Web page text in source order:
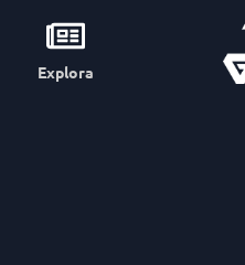
Explora